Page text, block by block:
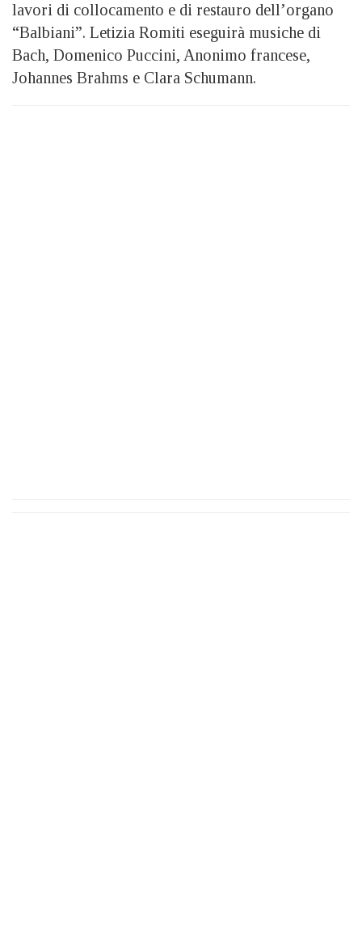
lavori di collocamento e di restauro dell’organo
“Balbiani”. Letizia Romiti eseguirà musiche di
Bach, Domenico Puccini, Anonimo francese,
Johannes Brahms e Clara Schumann.